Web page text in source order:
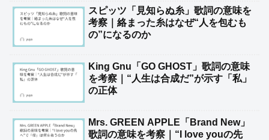
スピッツ「見知らぬ糸」歌詞の意味を
考察｜絡まった糸はなぜ“人を包むも
の”になるのか
King Gnu「GO GHOST」歌詞の意味
を考察｜“人生は合成だ”が示す「私」
の正体
Mrs. GREEN APPLE「Brand New」
歌詞の意味を考察｜“I love youの先